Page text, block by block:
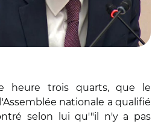
heure trois quarts, que le
nationale a qualifié
selon lui qu'"il n'y a pas